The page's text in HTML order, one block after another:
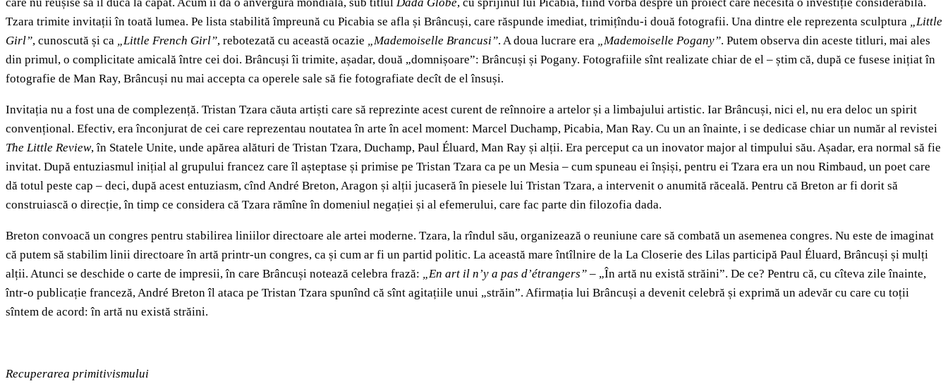
care nu reușise să îl ducă la capăt. Acum îi dă o anvergură mondială, sub titlul Dada Globe, cu sprijinul lui Picabia, fiind vorba despre un proiect care necesita o investiție considerabilă.
Tzara trimite invitații în toată lumea. Pe lista stabilită împreună cu Picabia se afla și Brâncuși, care răspunde imediat, trimițîndu-i două fotografii. Una dintre ele reprezenta sculptura „Little
Girl”, cunoscută și ca „Little French Girl”, rebotezată cu această ocazie „Mademoiselle Brancusi”. A doua lucrare era „Mademoiselle Pogany”. Putem observa din aceste titluri, mai ales
din primul, o complicitate amicală între cei doi. Brâncuși îi trimite, așadar, două „domnișoare”: Brâncuși și Pogany. Fotografiile sînt realizate chiar de el – știm că, după ce fusese inițiat în
fotografie de Man Ray, Brâncuși nu mai accepta ca operele sale să fie fotografiate decît de el însuși.
Invitația nu a fost una de complezență. Tristan Tzara căuta artiști care să reprezinte acest curent de reînnoire a artelor și a limbajului artistic. Iar Brâncuși, nici el, nu era deloc un spirit
convențional. Efectiv, era înconjurat de cei care reprezentau noutatea în arte în acel moment: Marcel Duchamp, Picabia, Man Ray. Cu un an înainte, i se dedicase chiar un număr al revistei
The Little Review, în Statele Unite, unde apărea alături de Tristan Tzara, Duchamp, Paul Éluard, Man Ray și alții. Era perceput ca un inovator major al timpului său. Așadar, era normal să fie
invitat. După entuziasmul inițial al grupului francez care îl așteptase și primise pe Tristan Tzara ca pe un Mesia – cum spuneau ei înșiși, pentru ei Tzara era un nou Rimbaud, un poet care
dă totul peste cap – deci, după acest entuziasm, cînd André Breton, Aragon și alții jucaseră în piesele lui Tristan Tzara, a intervenit o anumită răceală. Pentru că Breton ar fi dorit să
construiască o direcție, în timp ce considera că Tzara rămîne în domeniul negației și al efemerului, care fac parte din filozofia dada.
Breton convoacă un congres pentru stabilirea liniilor directoare ale artei moderne. Tzara, la rîndul său, organizează o reuniune care să combată un asemenea congres. Nu este de imaginat
că putem să stabilim linii directoare în artă printr-un congres, ca și cum ar fi un partid politic. La această mare întîlnire de la La Closerie des Lilas participă Paul Éluard, Brâncuși și mulți
alții. Atunci se deschide o carte de impresii, în care Brâncuși notează celebra frază: „En art il n’y a pas d’étrangers” – „În artă nu există străini”. De ce? Pentru că, cu cîteva zile înainte,
într-o publicație franceză, André Breton îl ataca pe Tristan Tzara spunînd că sînt agitațiile unui „străin”. Afirmația lui Brâncuși a devenit celebră și exprimă un adevăr cu care cu toții
sîntem de acord: în artă nu există străini.
Recuperarea primitivismului